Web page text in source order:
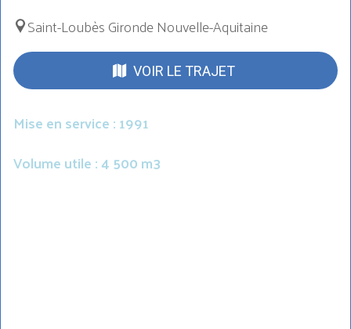
Saint-Loubès Gironde Nouvelle-Aquitaine
VOIR LE TRAJET
Mise en service : 1991
Volume utile : 4 500 m3